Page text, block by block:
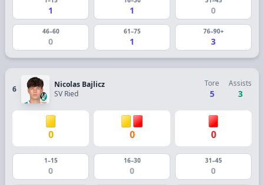
1 1 0
46–60
0
61–75
1
76–90+
3
6
Nicolas Bajlicz
SV Ried
Tore
5
Assists
3
0 0 0
1–15
0
16–30
0
31–45
0